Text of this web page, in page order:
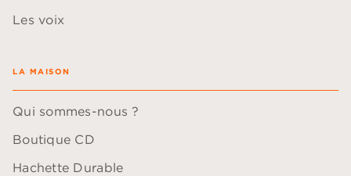
Les voix
LA MAISON
Qui sommes-nous ?
Boutique CD
Hachette Durable